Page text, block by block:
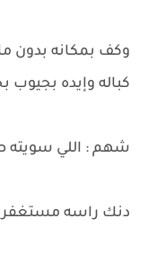
وكف بمكانه بدون
كباله وإيده بجيوب
شهم : اللي سويته
دنك راسه مستغفر